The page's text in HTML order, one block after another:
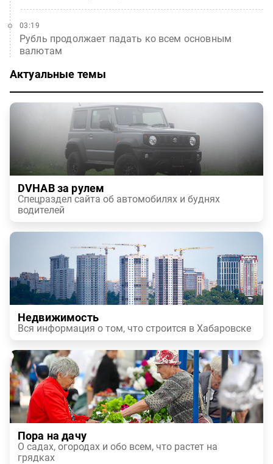
Рубль продолжает падать ко всем основным
валютам
03:19
Актуальные темы
DVHAB за рулем
Спецраздел сайта об автомобилях и буднях
водителей
Недвижимость
Вся информация о том, что строится в Хабаровске
Пора на дачу
О садах, огородах и обо всем, что растет на
грядках